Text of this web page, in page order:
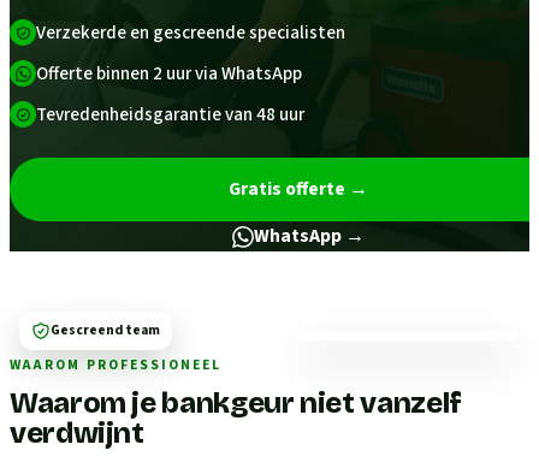
Verzekerde en gescreende specialisten
Offerte binnen 2 uur via WhatsApp
Tevredenheidsgarantie van 48 uur
Gratis offerte →
WhatsApp →
WAAROM PROFESSIONEEL
Waarom je bankgeur niet vanzelf
verdwijnt
Gescreend team